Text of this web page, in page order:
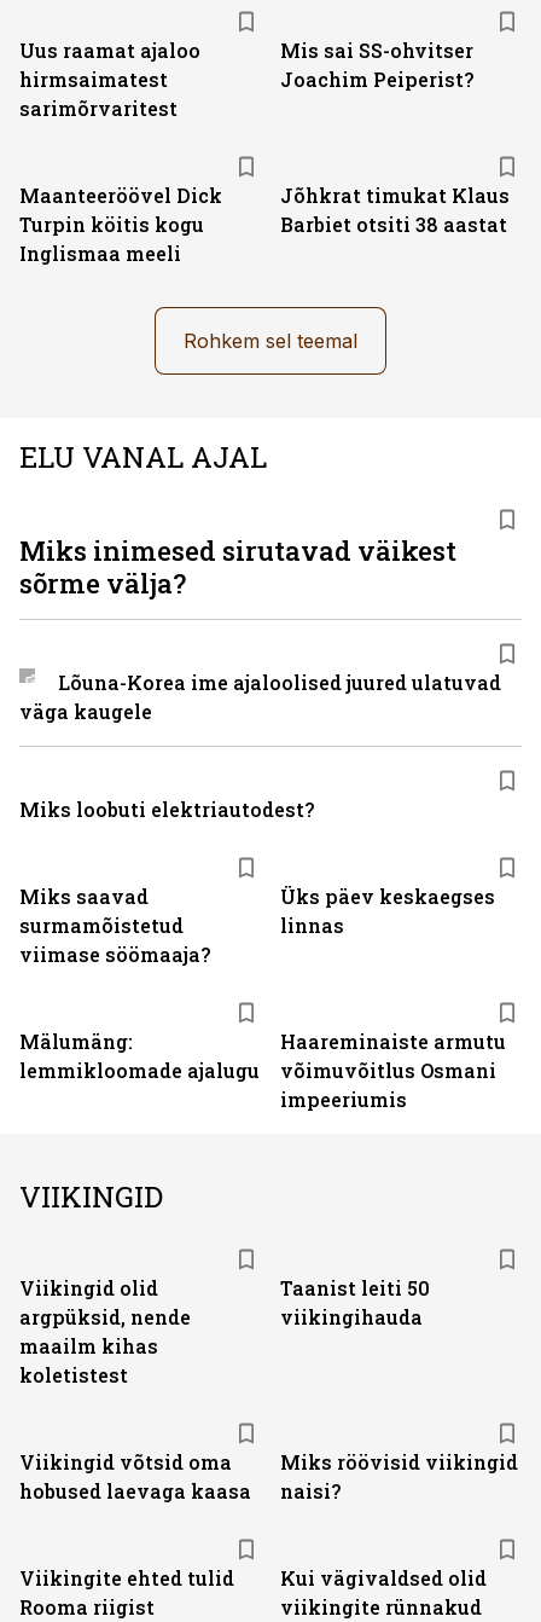
Uus raamat ajaloo
hirmsaimatest
sarimõrvaritest
Mis sai SS-ohvitser
Joachim Peiperist?
Maanteeröövel Dick
Turpin köitis kogu
Inglismaa meeli
Jõhkrat timukat Klaus
Barbiet otsiti 38 aastat
Rohkem sel teemal
ELU VANAL AJAL
Miks saavad
surmamõistetud
viimase söömaaja?
Üks päev keskaegses
linnas
Mälumäng:
lemmikloomade ajalugu
Haareminaiste armutu
võimuvõitlus Osmani
impeeriumis
Miks inimesed sirutavad väikest
sõrme välja?
Lõuna-Korea ime ajaloolised juured ulatuvad
väga kaugele
Miks loobuti elektriautodest?
VIIKINGID
Viikingid olid
argpüksid, nende
maailm kihas
koletistest
Taanist leiti 50
viikingihauda
Viikingid võtsid oma
hobused laevaga kaasa
Miks röövisid viikingid
naisi?
Viikingite ehted tulid
Rooma riigist
Kui vägivaldsed olid
viikingite rünnakud